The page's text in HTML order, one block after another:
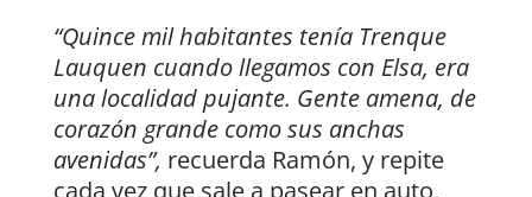
“Quince mil habitantes tenía Trenque
Lauquen cuando llegamos con Elsa, era
una localidad pujante. Gente amena, de
corazón grande como sus anchas
avenidas”, recuerda Ramón, y repite